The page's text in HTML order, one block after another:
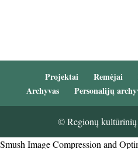
Projektai Remėjai
Archyvas
Personalijų
© Regionų
Smush Image Compression and